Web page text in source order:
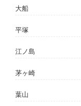
大船
平塚
江ノ島
茅ヶ崎
葉山